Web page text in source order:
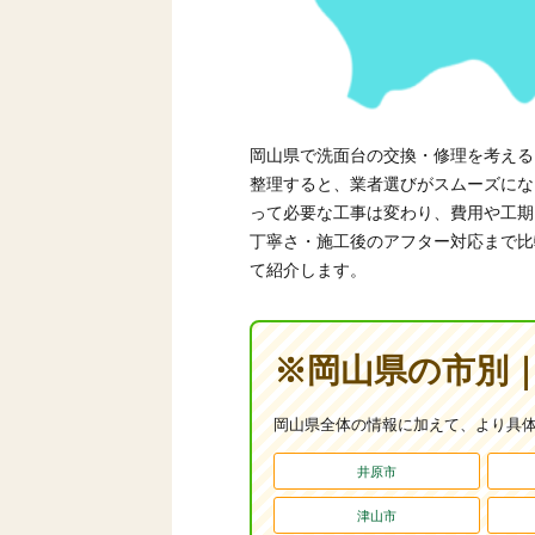
岡山県で洗面台の交換・修理を考え
整理すると、業者選びがスムーズに
って必要な工事は変わり、費用や工
丁寧さ・施工後のアフター対応まで
て紹介します。
※岡山県の市別
岡山県全体の情報に加えて、より具
井原市
津山市